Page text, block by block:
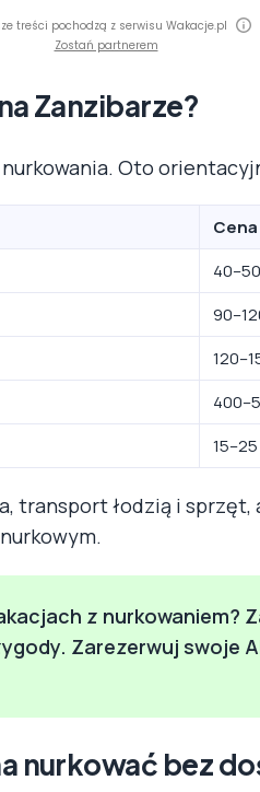
treści pochodzą z serwisu Wakacje.pl
Zostań partnerem
Zanzibarze?
Oto
Cena
transport łodzią i
z nurkowaniem?
Zarezerwuj swoje
nurkować bez